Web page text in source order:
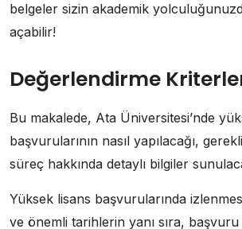
belgeler sizin akademik
açabilir!
Değerlendirme
Bu makalede, Ata Üniversitesi’nde
başvurularının nasıl yapılacağı,
süreç hakkında detaylı bilgiler
Yüksek lisans başvurularında
ve önemli tarihlerin yanı sıra,